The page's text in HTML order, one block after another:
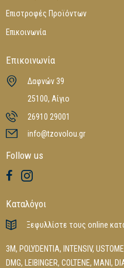
Επιστροφές Προϊόντων
Επικοινωνία
Επικοινωνία
Δαφνών 39
25100, Αίγιο
26910 29001
info@tzovolou.gr
Follow us
Καταλόγοι
Ξεφυλλίστε τους online
3M, POLYDENTIA, INTENSIV,
DMG, LEIBINGER, COLTENE, MANI ,